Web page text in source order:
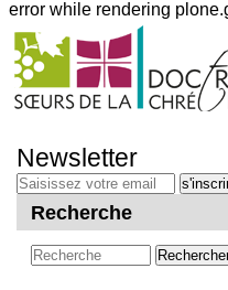
error while rendering
Outils
personnels
au
contenu.
Aller
navigation
Newsletter
Recherche